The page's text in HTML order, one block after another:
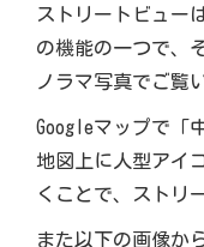
ストリートビュー
の機能の一つで、
ノラマ写真でご覧
Googleマップで「
地図上に人型アイ
くことで、ストリ
また以下の画像か